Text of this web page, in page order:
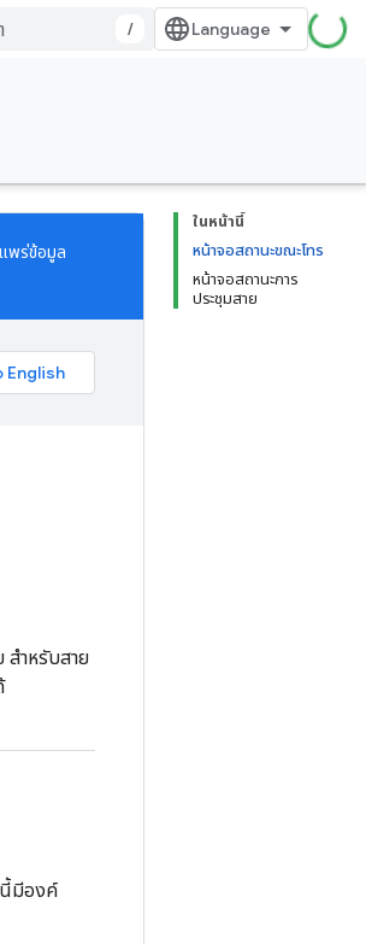
/
ในหน้านี้
หน้าจอสถานะขณะโทร
หน้าจอสถานะการ
ประชุมสาย
พร่ข้อมูล
สำหรับสาย
นี้มีองค์